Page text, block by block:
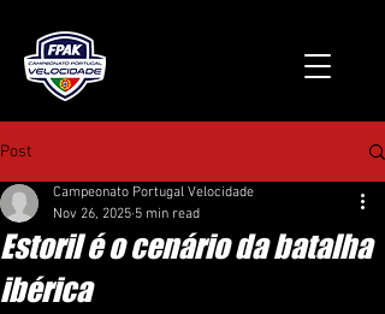
Post
Estoril é o cenário da batalha
ibérica
Campeonato Portugal Velocidade
Nov 26, 2025 5 min read